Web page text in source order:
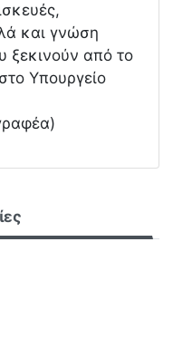
και γνώση
ξεκινούν από το
Υπουργείο